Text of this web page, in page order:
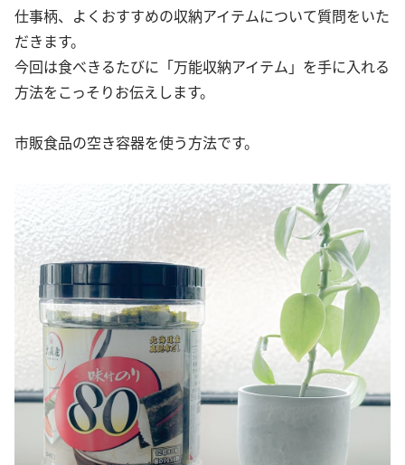
仕事柄、よくおすすめの収納アイテムについて質問をいた
だきます。
今回は食べきるたびに「万能収納アイテム」を手に入れる
方法をこっそりお伝えします。
市販食品の空き容器を使う方法です。